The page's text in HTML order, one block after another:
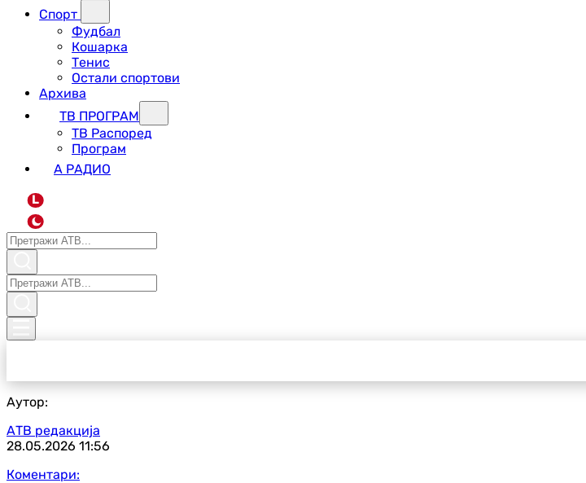
Спорт
Фудбал
Кошарка
Тенис
Остали спортови
Архива
ТВ ПРОГРАМ
ТВ Распоред
Програм
А РАДИО
L
Аутор:
АТВ редакција
28.05.2026 11:56
Коментари: